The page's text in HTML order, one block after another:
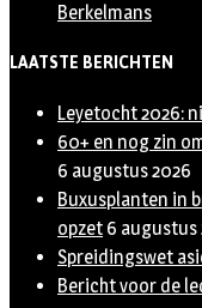
Berkelmans
LAATSTE BERICHTEN
Leyetocht 2026:
60+ en nog zin
6 augustus 2026
Buxusplanten in
opzet 6 augustus
Spreidingswet
Bericht voor de